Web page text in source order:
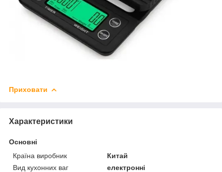
Приховати
Характеристики
Основні
Країна виробник
Китай
Вид кухонних ваг
електронні